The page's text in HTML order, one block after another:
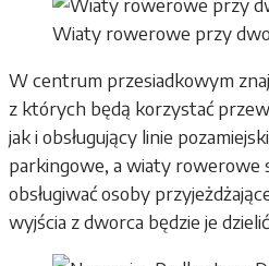
Wiaty rowerowe przy
W centrum przesiadkowym
z których będą korzystać
jak i obsługujący linie
parkingowe, a wiaty rowerowe
obsługiwać osoby
wyjścia z dworca będzie je